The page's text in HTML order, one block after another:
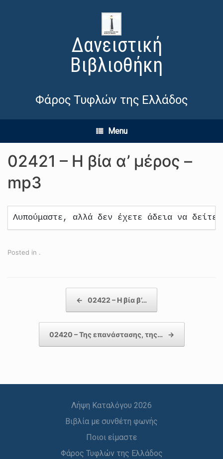
Δανειστική
Βιβλιοθήκη
Φάρος Τυφλών της Ελλάδος
Menu
02421 – Η βία α’ μέρος –
mp3
Λυπούμαστε, αλλά δεν έχετε άδεια να δείτε
Posted in .
← 02422 – Η βία β’…
02420 – Της επανάστασης, της… →
Λήψη Καταλόγου 2026
Βιβλία με συνθέτη φωνής
Ποιοι είμαστε
Φάρος Τυφλών της Ελλάδος